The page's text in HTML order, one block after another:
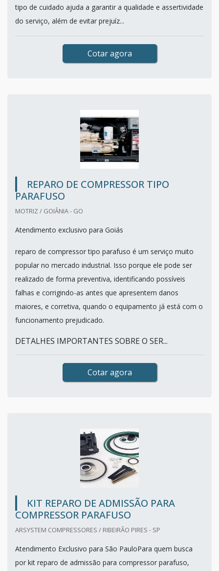
tipo de cuidado ajuda a garantir a qualidade e assertividade
do serviço, além de evitar prejuíz...
Cotar agora
REPARO DE COMPRESSOR TIPO
PARAFUSO
MOTRIZ / GOIÂNIA - GO
Atendimento exclusivo para Goiás
reparo de compressor tipo parafuso é um serviço muito
popular no mercado industrial. Isso porque ele pode ser
realizado de forma preventiva, identificando possíveis
falhas e corrigindo-as antes que apresentem danos
maiores, e corretiva, quando o equipamento já está com o
funcionamento prejudicado.
DETALHES IMPORTANTES SOBRE O SER...
Cotar agora
KIT REPARO DE ADMISSÃO PARA
COMPRESSOR PARAFUSO
ARSYSTEM COMPRESSORES / RIBEIRÃO PIRES - SP
Atendimento Exclusivo para São PauloPara quem busca
por kit reparo de admissão para compressor parafuso,